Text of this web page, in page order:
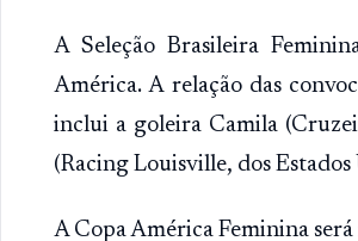
A Seleção Brasileira
América. A relação das
inclui a goleira Camila
(Racing Louisville, dos Estados
A Copa América Feminina